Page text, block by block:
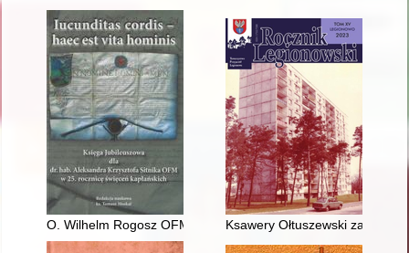
O. Wilhelm Rogosz OFM 1865-1939Ksawery Ołtuszewski